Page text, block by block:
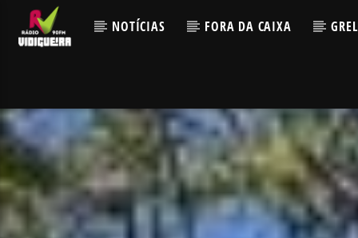
NOTÍCIAS FORA DA CAIXA